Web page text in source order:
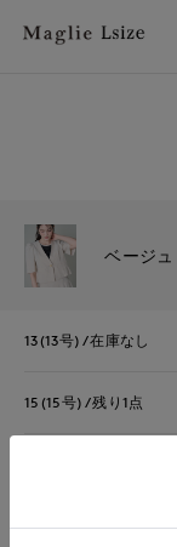
ベージュ
13(13号) 在庫なし
15(15号) 残り1点